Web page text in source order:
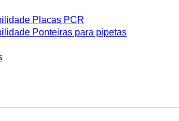
Placas PCR
Ponteiras para pipetas